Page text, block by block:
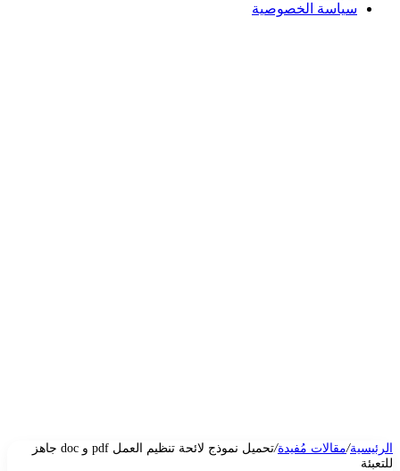
سياسة الخصوصية
الرئيسية/مقالات مُفيدة/
تحميل نموذج لائحة تنظيم العمل pdf و doc جاهز
للتعبئة